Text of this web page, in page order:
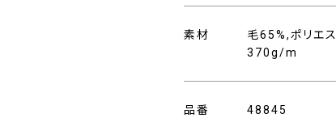
素材
毛65%,ポリエ
370g/m
品番 48845